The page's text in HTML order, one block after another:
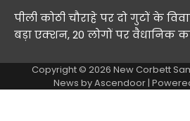
पीली कोठी चौराहे पर दो गुटों के
बड़ा एक्शन, 20 लोगों पर वैधानिक
Copyright © 2026 New Corbett
News byAscendoor|